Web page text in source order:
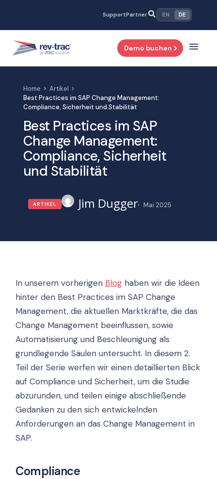
SupportPartner EN DE
Demo buchen
Home
Artikel
Best Practices im SAP Change Management:
Compliance, Sicherheit und Stabilität
Best Practices im SAP
Change Management:
Compliance, Sicherheit
und Stabilität
ARTIKEL Jim Dugger Mai 2025
In unserem vorherigen Blog haben wir die Ideen
hinter den Best Practices im SAP Change
Management, die aktuellen Marktkräfte, die das
Change Management beeinflussen, sowie
Automatisierung und Beschleunigung als
grundlegende Säulen untersucht. In diesem 2.
Teil der Serie werfen wir einen detaillierten Blick
auf Compliance und Sicherheit, um die Studie
abzurunden, und teilen einige abschließende
Gedanken zu den sich entwickelnden
Anforderungen an das Change Management in
SAP.
Compliance